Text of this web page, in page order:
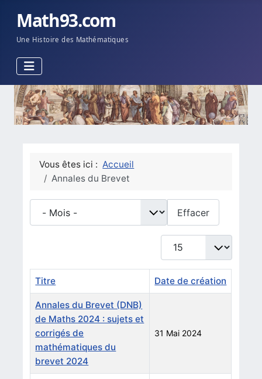
Math93.com
Une Histoire des Mathématiques
Vous êtes ici : Accueil
Annales du Brevet
Effacer
Titre Date de création
Annales du Brevet (DNB)
de Maths 2024 : sujets et
corrigés de
mathématiques du
brevet 2024
31 Mai 2024